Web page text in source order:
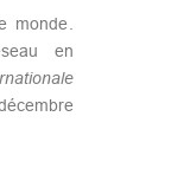
monde.
en